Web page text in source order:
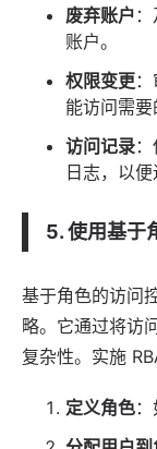
废弃账户
账户。
权限变更
能访问需要
访问记录
日志，以便
5. 使用基于
基于角色的访问
略。它通过将访
复杂性。实施
定义角色